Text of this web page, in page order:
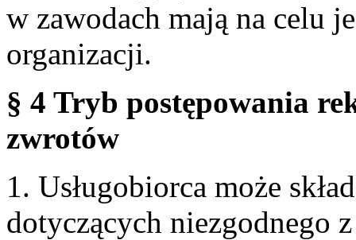
w zawodach mają na celu
organizacji.
§ 4 Tryb postępowania
zwrotów
1. Usługobiorca może
dotyczących niezgodnego